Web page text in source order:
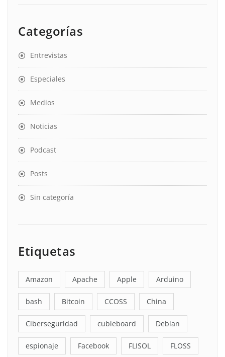
Categorías
Entrevistas
Especiales
Medios
Noticias
Podcast
Posts
Sin categoría
Etiquetas
Amazon Apache Apple Arduino
bash Bitcoin CCOSS China
Ciberseguridad cubieboard Debian
espionaje Facebook FLISOL FLOSS